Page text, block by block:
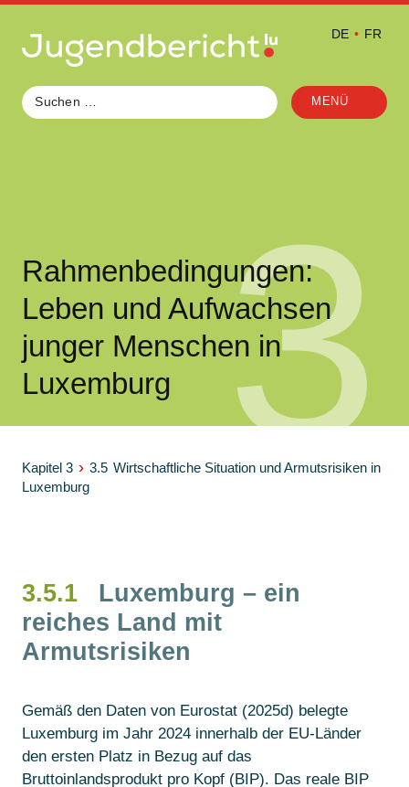
Zum
Inhalt
springen
DE FR
MENÜ
Rahmenbedingungen:
Leben und Aufwachsen
junger Menschen in
Luxemburg
3
Kapitel 3 › 3.5 Wirtschaftliche Situation und Armutsrisiken in
Luxemburg
3.5.1
Luxemburg – ein
reiches Land mit
Armutsrisiken
Gemäß den Daten von Eurostat (2025d) belegte
Luxemburg im Jahr 2024 innerhalb der EU-Länder
den ersten Platz in Bezug auf das
Bruttoinlandsprodukt pro Kopf (BIP). Das reale BIP